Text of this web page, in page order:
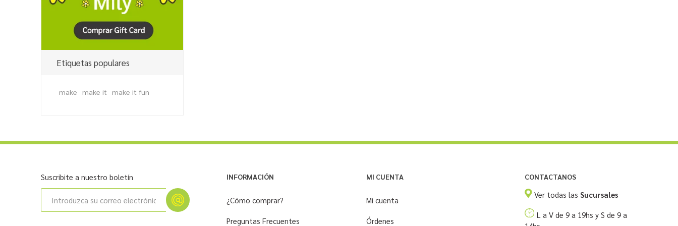
Etiquetas populares
make make it make it fun
Suscribite a nuestro boletín INFORMACIÓN
¿Cómo comprar?
Preguntas Frecuentes
MI CUENTA
Mi cuenta
Órdenes
CONTACTANOS
Ver todas las Sucursales
L a V de 9 a 19hs y S de 9 a